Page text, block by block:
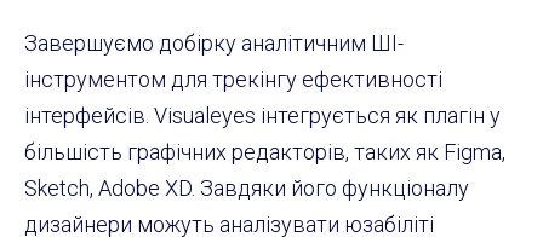
Завершуємо добірку аналітичним ШІ-
інструментом для трекінгу ефективності
інтерфейсів. Visualeyes інтегрується як плагін у
більшість графічних редакторів, таких як Figma,
Sketch, Adobe XD. Завдяки його функціоналу
дизайнери можуть аналізувати юзабіліті